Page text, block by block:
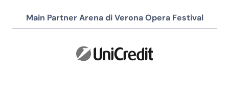
Main Partner Arena di Verona Opera Festival